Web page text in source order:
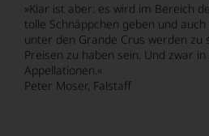
»Klar ist aber: es wird im Bereich
tolle Schnäppchen geben und
unter den Grande Crus werden zu
Preisen zu haben sein. Und zwar
Appellationen.«
Peter Moser, Falstaff